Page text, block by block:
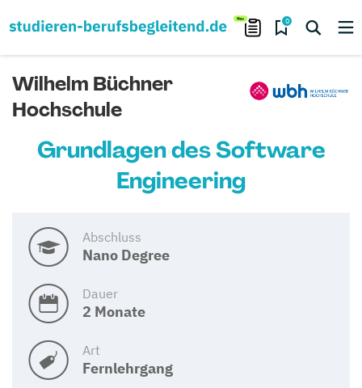
0
Wilhelm Büchner
Hochschule
Grundlagen des Software
Engineering
Abschluss
Nano Degree
Dauer
2 Monate
Art
Fernlehrgang